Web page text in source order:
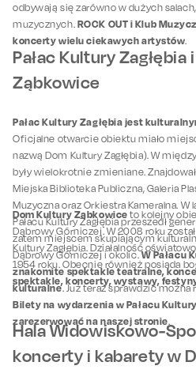
odbywają się zarówno w dużych
muzycznych. ROCK OUT i Klub
koncerty wielu ciekawych artystów.
Pałac Kultury
Ząbkowice
Pałac Kultury Zagłębia jest
Oficjalne otwarcie obiektu miało
nazwą Dom Kultury Zagłębia). W
były wielokrotnie zmieniane.
Miejska Biblioteka Publiczna, Galeria
Muzyczna oraz Orkiestra Kameralna.
Pałacu Kultury Zagłębia przeszedł
zatem miejscem skupiającym
Dąbrowy Górniczej i okolic.W Pałacu
znakomite spektakle teatralne,
kulturalne. Już teraz sprawdzić
Bilety na wydarzenia w Pałacu
zarezerwować na naszej stronie.
Dom Kultury Ząbkowice to kolejny
Dąbrowy Górniczej. W 2008 roku został
Kultury Zagłębia. Działalność
1954 roku. Obecnie również posiada
spektakle, koncerty, wystawy,
Hala Widowiskowo-
koncerty i kabarety w